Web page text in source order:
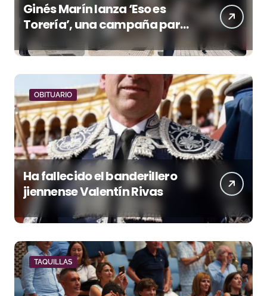
Ginés Marín lanza ‘Eso es
Torería’, una campaña para
reivindicar los valores del
toreo más allá del ruedo
OBITUARIO
Ha fallecido el banderillero
jiennense Valentín Rivas
TAQUILLAS